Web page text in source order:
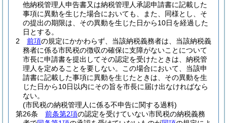
他納税管理人申告書又は納税管理人承認申請書に記載した
事項に異動を生じた場合においても、また、同様とし、そ
の提出の期限は、その異動を生じた日から10日を経過した
日とする。
2
前項の規定にかかわらず、当該納税義務者は、当該納税義
務者に係る市民税の徴収の確保に支障がないことについて
市長に申請書を提出してその認定を受けたときは、納税管
理人を定めることを要しない。
この場合において、当該申
請書に記載した事項に異動を生じたときは、その異動を生
じた日から10日以内にその旨を市長に届け出なければなら
ない。
(市民税の納税管理人に係る不申告に関する過料)
第26条
前条第2項の認定を受けていない市民税の納税義務